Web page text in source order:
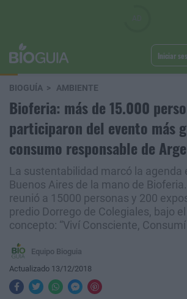
Iniciar
BIOGUÍA AMBIENTE
Bioferia: más de 15.000
participaron del evento más
consumo responsable de
La sustentabilidad marcó la agenda
Buenos Aires de la mano de
reunió a 15000 personas y 200
predio Dorrego de Colegiales, bajo
concepto: “Viví Consciente,
Equipo Bioguia
Actualizado 13/12/2018